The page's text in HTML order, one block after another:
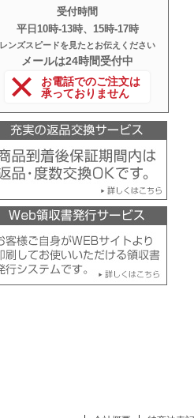
受付時間
平日10時‐13時、15時‐17時
レンズスピードを見たとお伝えください
メールは24時間受付中
お電話でのご注文は
承っておりません